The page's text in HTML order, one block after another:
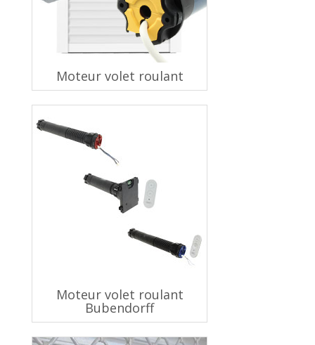
Moteur volet roulant
Moteur volet roulant
Bubendorff